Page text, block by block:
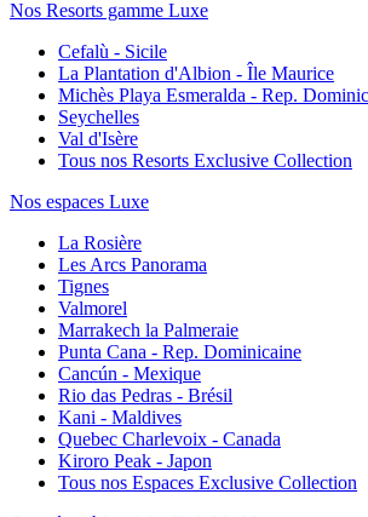
Nos Resorts gamme Luxe
Cefalù - Sicile
La Plantation d'Albion - Île Maurice
Michès Playa Esmeralda - Rep.
Seychelles
Val d'Isère
Tous nos Resorts Exclusive Collection
Nos espaces Luxe
La Rosière
Les Arcs Panorama
Tignes
Valmorel
Marrakech la Palmeraie
Punta Cana - Rep. Dominicaine
Cancún - Mexique
Rio das Pedras - Brésil
Kani - Maldives
Quebec Charlevoix - Canada
Kiroro Peak - Japon
Tous nos Espaces Exclusive Collection